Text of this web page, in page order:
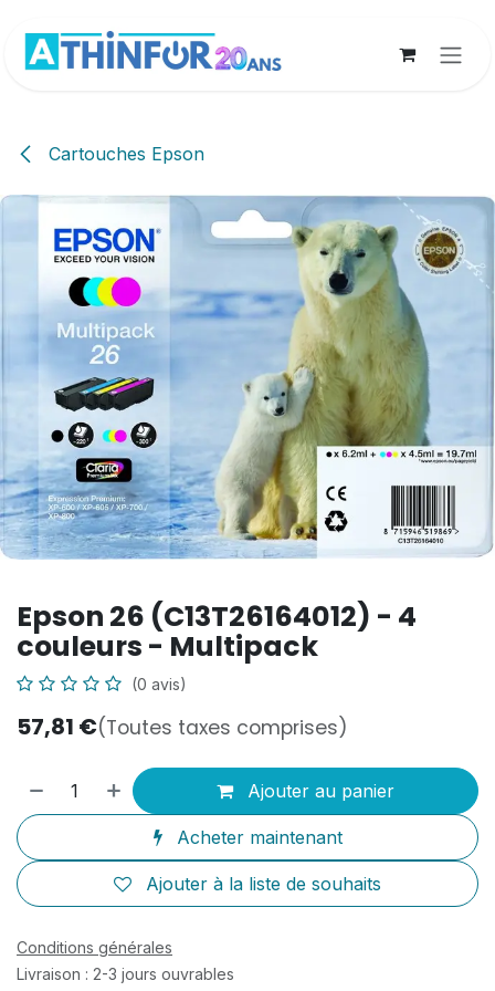
Cartouches Epson
Epson 26 (C13T26164012) - 4
couleurs - Multipack
(0 avis)
57,81 €(Toutes taxes comprises)
Ajouter au panier
Acheter maintenant
Ajouter à la liste de souhaits
Conditions générales
Livraison : 2-3 jours ouvrables